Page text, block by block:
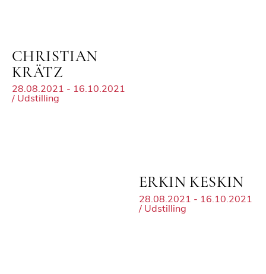
CHRISTIAN
KRÄTZ
28.08.2021 - 16.10.2021
/ Udstilling
ERKIN KESKIN
28.08.2021 - 16.10.2021
/ Udstilling